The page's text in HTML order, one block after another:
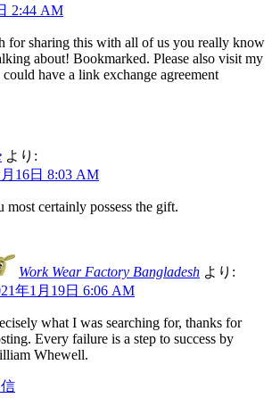
2:44 AM
for sharing this with all of us you really know
about! Bookmarked. Please also visit my
have a link exchange agreement
より:
16日 8:03 AM
most certainly possess the gift.
Work Wear Factory Bangladesh より:
年1月19日 6:06 AM
what I was searching for, thanks for
Every failure is a step to success by
Whewell.